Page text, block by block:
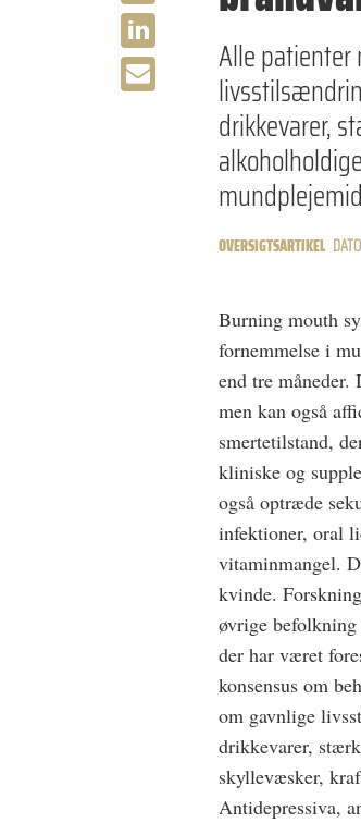
Alle patienter
drikkevarer,
OVERSIGTSARTIKEL
Burning mouth
fornemmelse i
end tre
men kan også
smertetilstand,
kliniske og
også optræde
infektioner, oral
vitaminmangel.
kvinde.
øvrige
der har været
konsensus om
om gavnlige
drikkevarer,
skyllevæsker,
Antidepressiva,